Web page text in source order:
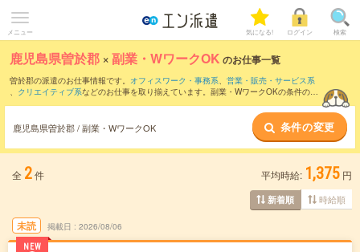
メニュー 気になる! ログイン 検索
鹿児島県曽於郡 ×副業・WワークOK のお仕事一覧
曽於郡の派遣のお仕事情報です。 オフィスワーク・事務系、 営業・販売・サービス系
、 クリエイティブ系などのお仕事を取り揃えています。副業・WワークOKの条件の他
鹿児島県曽於郡 / 副業・WワークOK 条件の変更
全 2件 平均時給: 1,375 円
新着順 時給順
未読
NEW
掲載日 2026/08/06